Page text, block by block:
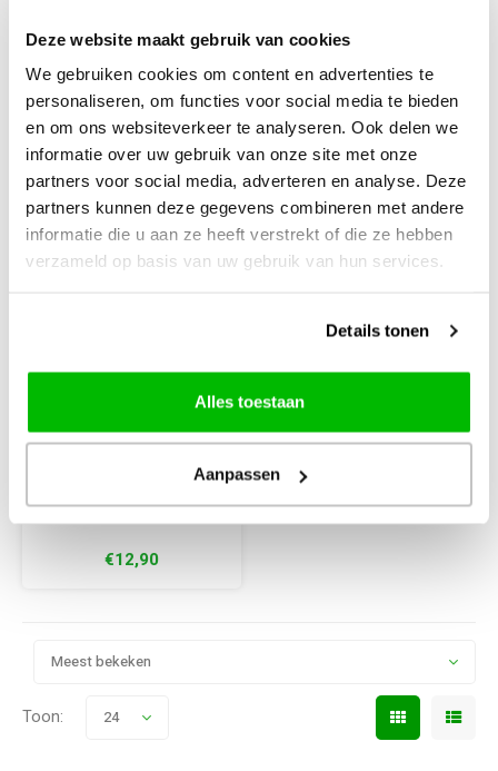
Deze website maakt gebruik van cookies
We gebruiken cookies om content en advertenties te
personaliseren, om functies voor social media te bieden
en om ons websiteverkeer te analyseren. Ook delen we
informatie over uw gebruik van onze site met onze
partners voor social media, adverteren en analyse. Deze
partners kunnen deze gegevens combineren met andere
informatie die u aan ze heeft verstrekt of die ze hebben
verzameld op basis van uw gebruik van hun services.
Details tonen
Alles toestaan
Aanpassen
mm 100 mtr 343
Naalddikte: 6-8 mm
€12,90
Meest bekeken
Toon: 24